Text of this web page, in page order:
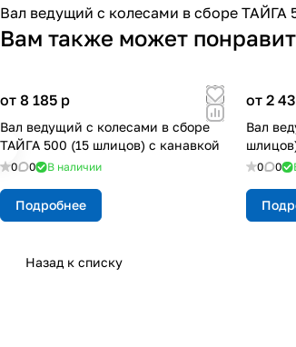
Вал ведущий с колесами в сборе ТАЙГА
Вам также может
от 8 185 p
Вал ведущий с колесами в сборе
ТАЙГА 500 (15 шлицов) с канавкой
0 0 В наличии
Подробнее
от 2
Вал
0 0
Назад к списку